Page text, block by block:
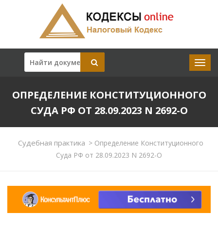
ОПРЕДЕЛЕНИЕ КОНСТИТУЦИОННОГО
СУДА РФ ОТ 28.09.2023 N 2692-О
Судебная практика > Определение Конституционного
Суда РФ от 28.09.2023 N 2692-О